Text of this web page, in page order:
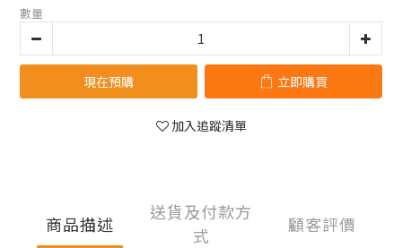
數量
現在預購 立即購買
加入追蹤清單
商品描述
送貨及付款方
式
顧客評價